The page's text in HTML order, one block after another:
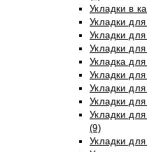
Укладки в
Укладки для
Укладки
Укладки для
Укладка для
Укладки для
Укладки
Укладки для
Укладки
(9)
Укладки для